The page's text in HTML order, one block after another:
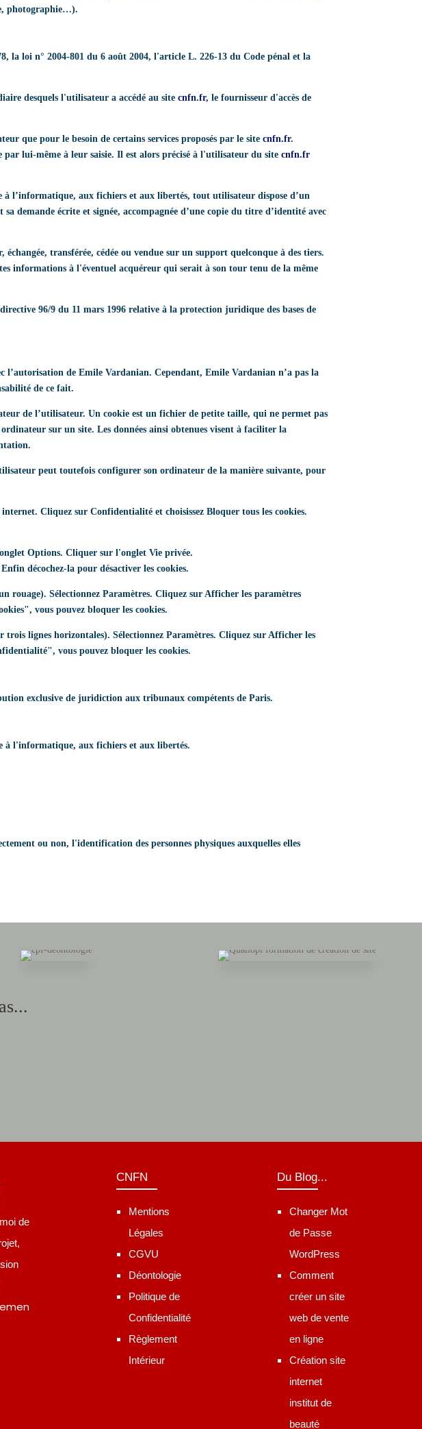
photographie…).
la loi n° 2004-801 du 6 août 2004, l'article L. 226-13 du Code pénal et la
desquels l'utilisateur a accédé au sitecnfn.fr, le fournisseur d'accès de
que pour le besoin de certains services proposés par le sitecnfn.fr.
lui-même à leur saisie. Il est alors précisé à l'utilisateur du sitecnfn.fr
l’informatique, aux fichiers et aux libertés, tout utilisateur dispose d’un
demande écrite et signée, accompagnée d’une copie du titre d’identité avec
transférée, cédée ou vendue sur un support quelconque à des tiers.
informations à l'éventuel acquéreur qui serait à son tour tenu de la même
96/9 du 11 mars 1996 relative à la protection juridique des bases de
l’autorisation de Emile Vardanian. Cependant, Emile Vardanian n’a pas la
de ce fait.
de l’utilisateur. Un cookie est un fichier de petite taille, qui ne permet pas
sur un site. Les données ainsi obtenues visent à faciliter la
peut toutefois configurer son ordinateur de la manière suivante, pour
Cliquez sur Confidentialité et choisissez Bloquer tous les cookies.
Options. Cliquer sur l'onglet Vie privée.
décochez-la pour désactiver les cookies.
Sélectionnez Paramètres. Cliquez sur Afficher les paramètres
vous pouvez bloquer les cookies.
lignes horizontales). Sélectionnez Paramètres. Cliquez sur Afficher les
vous pouvez bloquer les cookies.
exclusive de juridiction aux tribunaux compétents de Paris.
à l'informatique, aux fichiers et aux libertés.
ou non, l'identification des personnes physiques auxquelles elles
de
CNFN
Mentions
Légales
CGVU
Déontologie
Politique de
Confidentialité
Règlement
Intérieur
Du Blog...
Changer Mot
de Passe
WordPress
Comment
créer un site
web de vente
en ligne
Création site
internet
institut de
beauté